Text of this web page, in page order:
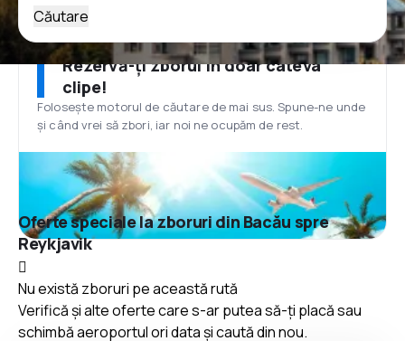
Căutare
Rezervă-ți zborul în doar câteva
clipe!
Folosește motorul de căutare de mai sus. Spune-ne unde
și când vrei să zbori, iar noi ne ocupăm de rest.
Oferte speciale la zboruri din Bacău spre
Reykjavik
Nu există zboruri pe această rută
Verifică și alte oferte care s-ar putea să-ți placă sau
schimbă aeroportul ori data și caută din nou.